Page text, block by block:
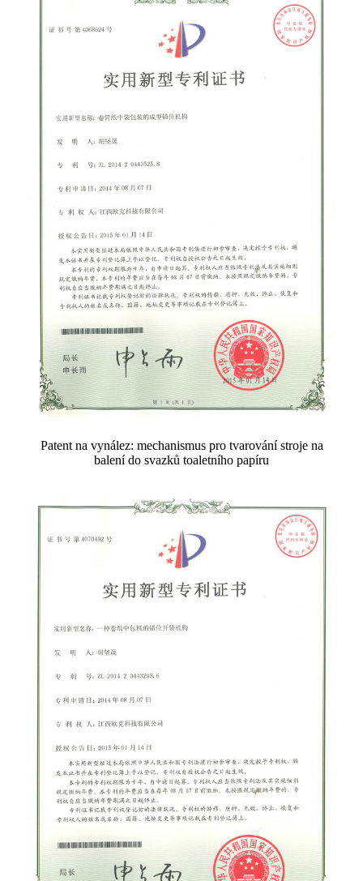
Patent na vynález: mechanismus pro tvarování stroje na
balení do svazků toaletního papíru